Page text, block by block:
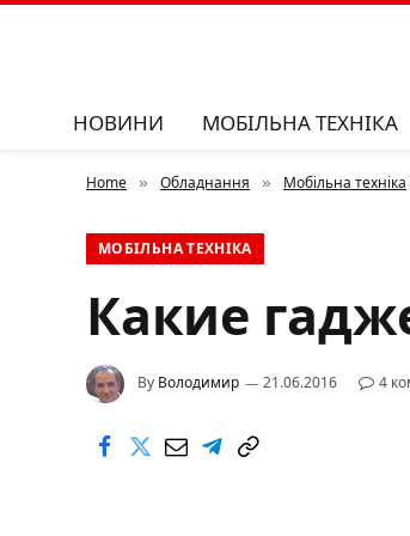
НОВИНИ МОБІЛЬНА ТЕХНІКА
Home » Обладнання » Мобільна техніка
МОБІЛЬНА ТЕХНІКА
Какие
By Володимир 21.06.2016 4